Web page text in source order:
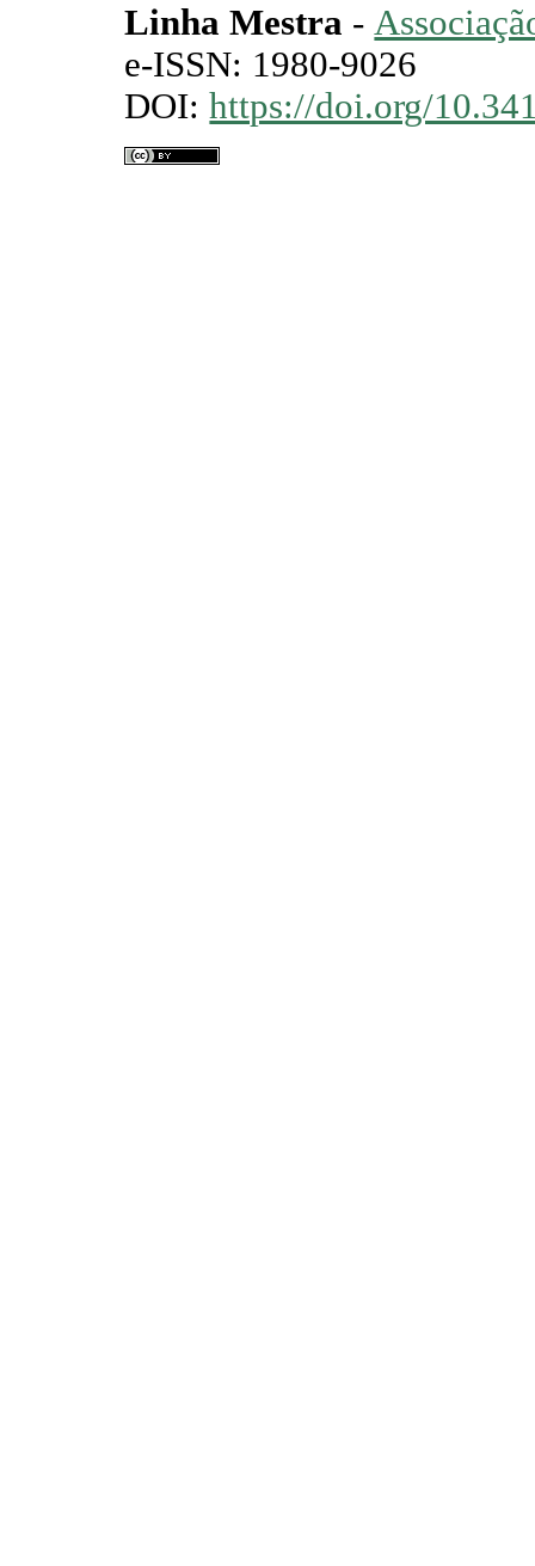
Linha Mestra -
e-ISSN: 1980-9026
DOI:https://doi.org/